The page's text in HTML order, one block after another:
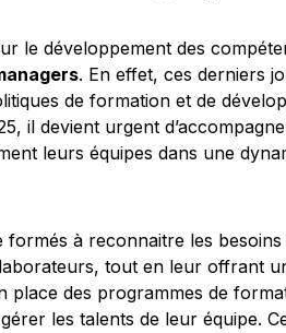
le développement des
. En effet, ces derniers
de formation et de
il devient urgent
leurs équipes dans une
formés à reconnaitre les
tout en leur offrant
place des programmes de
les talents de leur équipe.